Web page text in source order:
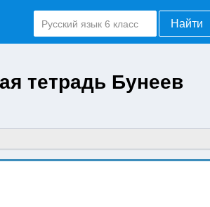
Найти
тетрадь Бунеев